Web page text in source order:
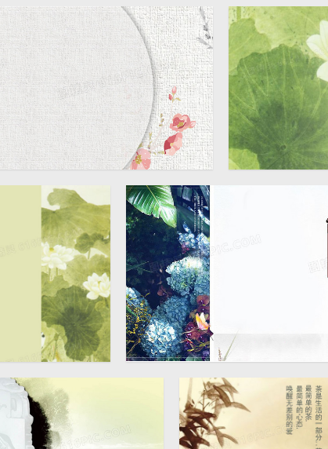
1920 × 600
淘宝中国风旗袍banner背景